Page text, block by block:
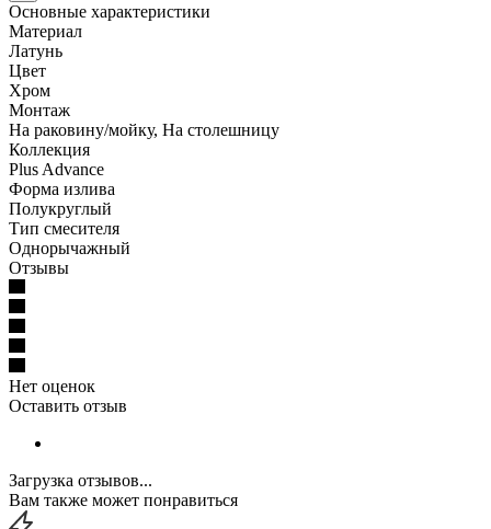
Основные характеристики
Материал
Латунь
Цвет
Хром
Монтаж
На раковину/мойку, На столешницу
Коллекция
Plus Advance
Форма излива
Полукруглый
Тип смесителя
Однорычажный
Отзывы
Нет оценок
Оставить отзыв
Загрузка отзывов...
Вам также может понравиться